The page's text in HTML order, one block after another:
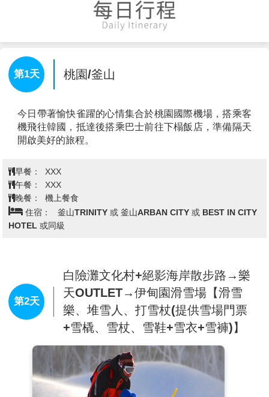
第1天 桃園/釜山
今日帶著愉快雀躍的心情集合於桃園國際機場，搭乘客
機飛往韓國，抵達後搭乘巴士前往下榻飯店，準備隔天
開啟美好的旅程。
XXX
午餐： XXX